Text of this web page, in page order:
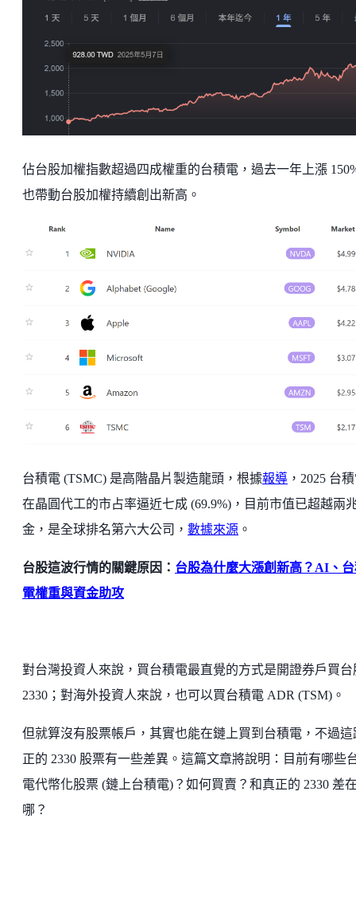
佔台股加權指數超過四成權重的台積電，過去一年上漲
也帶動台股加權持續創出新高。
台積電 (TSMC) 是高階晶片製造龍頭，根據報導 ，2025 台
在晶圓代工的市占率逼近七成 (69.9%)，目前市值已超越兩
金，是全球排名第六大公司， 數據來源 。
台股這波行情的關鍵原因： 台股為什麼大漲創新高？AI、
電權重與資金助攻
對台灣投資人來說，買台積電最直覺的方式是開證券戶買台
2330；對海外投資人來說，也可以買台積電 ADR (TSM)。
但就算沒有股票帳戶，其實也能在鏈上買到台積電，不過這
正的 2330 股票有一些差異。這篇文章將說明：目前有哪些
電代幣化股票 (鏈上台積電)？如何買賣？和真正的 2330 差
哪？